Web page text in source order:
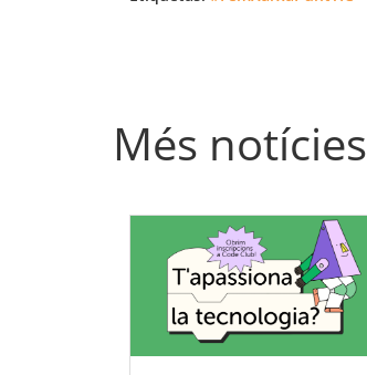
Més notícies